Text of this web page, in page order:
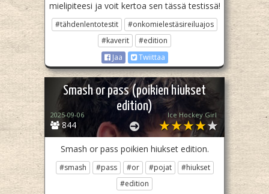
mielipiteesi ja voit kertoa sen tässä testissä!
#tähdenlentotestit
#onkomielestäsireiluajos
#kaverit
#edition
Jaa
Twiittaa
Smash or pass (poikien hiukset
edition)
844
2025-09-06 Ice Hockey Girl
Smash or pass poikien hiukset edition.
#smash #pass #or #pojat
#hiukset
#edition